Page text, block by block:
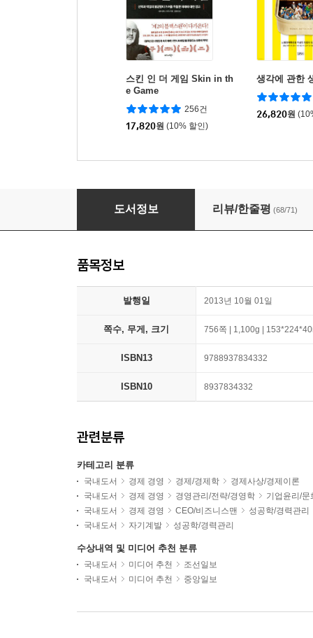
스킨 인 더 게임 Skin in th
e Game
256건
17,820원 (10% 할인)
생각에 관한
26,820원
안티프래질 Antifragile
도서정보 리뷰/한줄평 (68/71)
품목정보
발행일 2013년 10월 01일
쪽수, 무게, 크기 756쪽 | 1,100g |
ISBN13 9788937834332
ISBN10 8937834332
관련분류
카테고리 분류
국내도서 경제 경영 경제/경제학
경제사상/경제이론
국내도서
경제 경영 경영관리/전략/경영학
기업윤리/문
국내도서
경제 경영 CEO/비즈니스맨
성공학/경력관리
국내도서
자기계발 성공학/경력관리
수상내역 및 미디어 추천 분류
국내도서 미디어 추천
조선일보
국내도서
미디어 추천 중앙일보